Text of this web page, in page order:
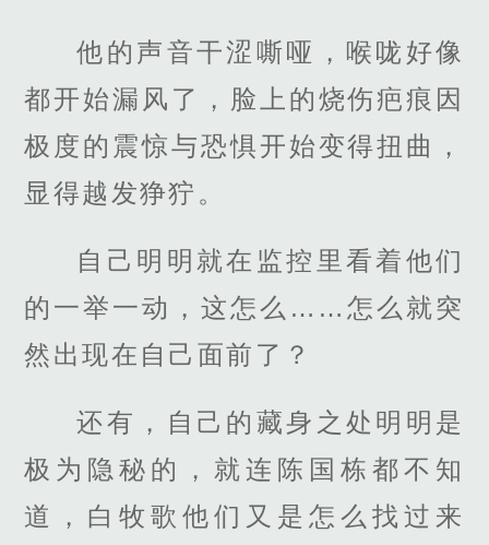
他的声音干涩嘶哑，喉咙好像
都开始漏风了，脸上的烧伤疤痕因
极度的震惊与恐惧开始变得扭曲，
显得越发狰狞。
自己明明就在监控里看着他们
的一举一动，这怎么……怎么就突
然出现在自己面前了？
还有，自己的藏身之处明明是
极为隐秘的，就连陈国栋都不知
道，白牧歌他们又是怎么找过来